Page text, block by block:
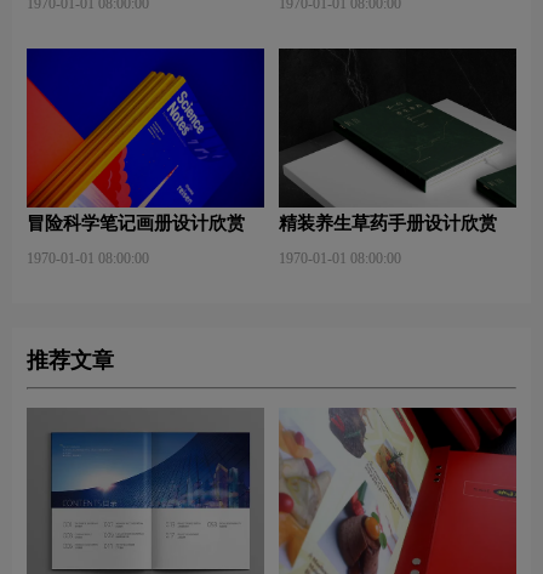
冒险科学笔记画册设计欣赏
1970-01-01 08:00:00
精装养生草药手册设计欣赏
1970-01-01 08:00:00
推荐文章